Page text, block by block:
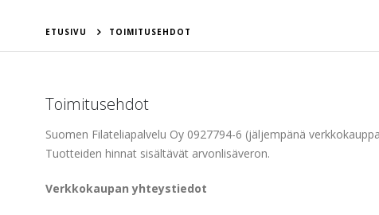
ETUSIVU TOIMITUSEHDOT
Toimitusehdot
Suomen Filateliapalvelu Oy 0927794-6 (jäljempänä
Tuotteiden hinnat sisältävät arvonlisäveron.
Verkkokaupan yhteystiedot